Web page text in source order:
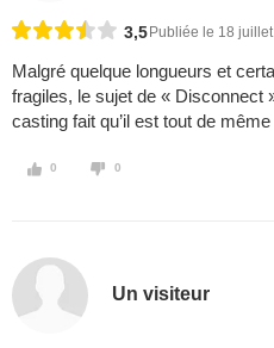
3,5 Publiée le 18
Malgré quelque longueurs et
fragiles, le sujet de « Disconnect
casting fait qu’il est tout de même
0 0
Un visiteur